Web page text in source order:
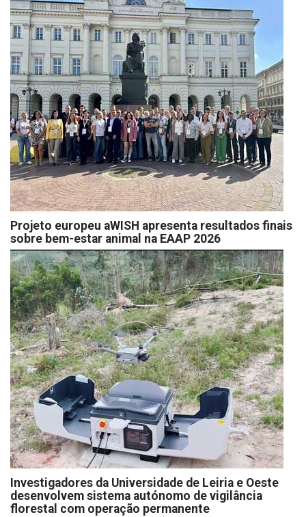
Projeto europeu aWISH apresenta resultados finais
sobre bem-estar animal na EAAP 2026
Investigadores da Universidade de Leiria e Oeste
desenvolvem sistema autónomo de vigilância
florestal com operação permanente